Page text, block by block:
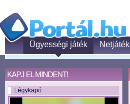
Ügyességi játék Netjáték
KAPJ EL MINDENT!
Légykapó